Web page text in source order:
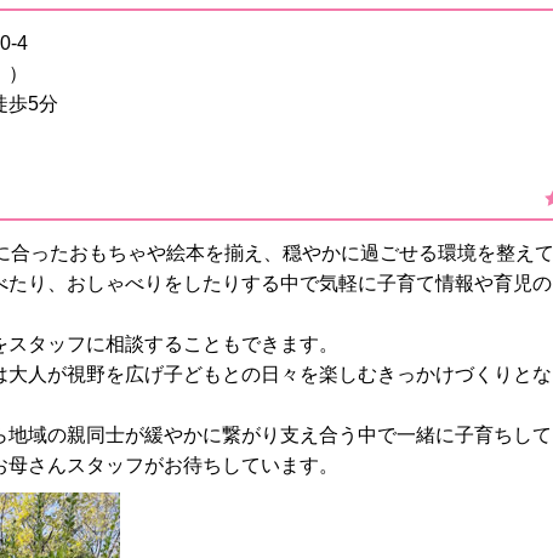
4
歩5分
合ったおもちゃや絵本を揃え、穏やかに過ごせる環境を整えて
たり、おしゃべりをしたりする中で気軽に子育て情報や育児の
タッフに相談することもできます。
大人が視野を広げ子どもとの日々を楽しむきっかけづくりとな
域の親同士が緩やかに繋がり支え合う中で一緒に子育ちして
さんスタッフがお待ちしています。